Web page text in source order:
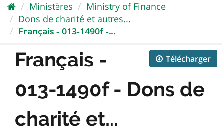
Ministères
Ministry of Finance
Dons de charité et autres...
Français - 013-1490f -...
Télécharger
Français -
013-1490f - Dons de
charité et...